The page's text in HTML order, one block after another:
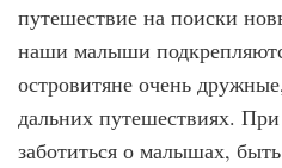
путешествие на поиски
наши малыши
островитяне очень
дальних путешествиях.
заботиться о малышах,